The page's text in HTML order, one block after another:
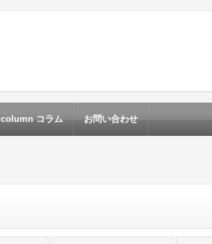
column コラム お問い合わせ